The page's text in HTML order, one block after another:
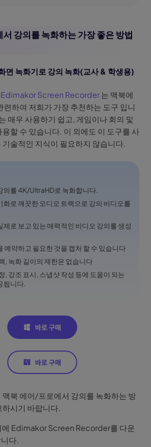
서 강의를 녹화하는 가장 좋은 방법
면 녹화기로 강의 녹화(교사 & 학생용)
Screen Recorder는 맥북에
련하여 저희가 가장 추천하는 도구 입니
매우 사용하기 쉽고, 게임이나 회의 및
할 수 있습니다. 이 외에도 이 도구를 사
술적인 지식이 필요하지 않습니다.
의를 4K/UltraHD로 녹화합니다.
화로 깨끗한 오디오 트랙으로 강의 비디오를
제로 보고 있는 매력적인 비디오 강의를 생성
예약하고 필요한 것을 캡처 할 수 있습니다
, 녹화 길이의 제한은 없습니다
, 강조 표시, 스냅샷 작성 등에 도움이 되는
됩니다.
맥북 에어/프로에서 강의를 녹화하는 방
시기 바랍니다.
에 Edimakor Screen Recorder를 다운
다.